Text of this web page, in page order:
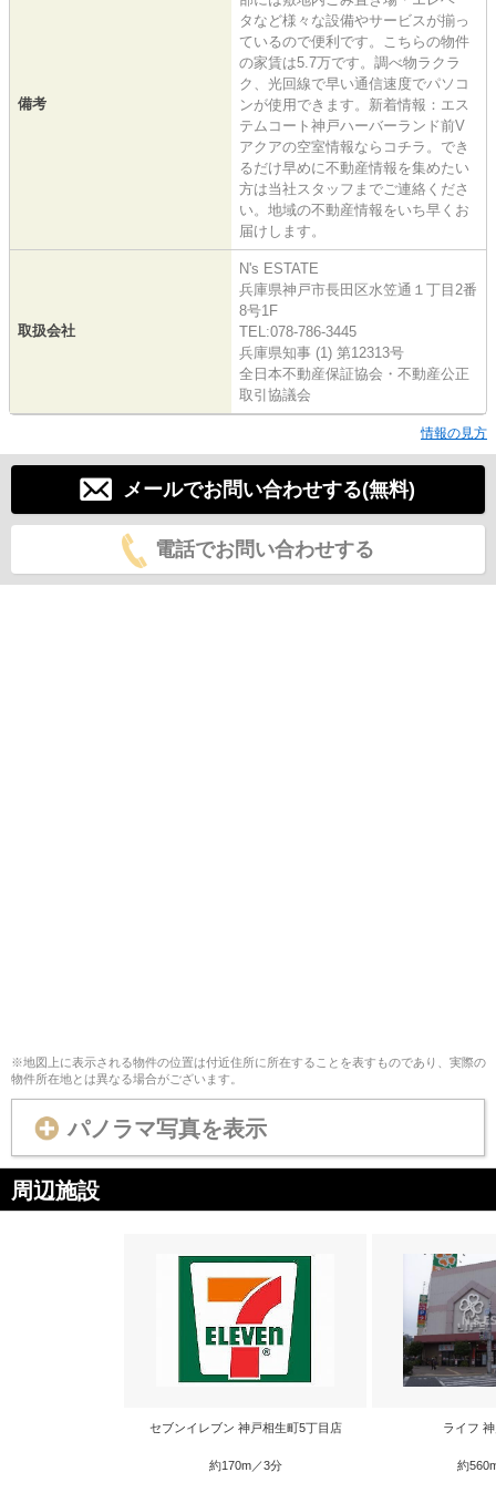
備考
タなど様々な設備やサービスが揃っ
ているので便利です。こちらの物件
の家賃は5.7万です。調べ物ラクラ
ク、光回線で早い通信速度でパソコ
ンが使用できます。新着情報：エス
テムコート神戸ハーバーランド前V
アクアの空室情報ならコチラ。でき
るだけ早めに不動産情報を集めたい
方は当社スタッフまでご連絡くださ
い。地域の不動産情報をいち早くお
届けします。
取扱会社
N's ESTATE
兵庫県神戸市長田区水笠通１丁目2番
8号1F
TEL:078-786-3445
兵庫県知事 (1) 第12313号
全日本不動産保証協会・不動産公正
取引協議会
情報の見方
メールでお問い合わせする(無料)
電話でお問い合わせする
※地図上に表示される物件の位置は付近住所に所在することを表すものであり、実際の
物件所在地とは異なる場合がございます。
パノラマ写真を表示
周辺施設
セブンイレブン 神戸相生町5丁目店
約170m／3分
ライフ
約